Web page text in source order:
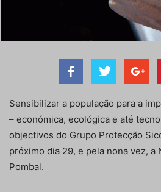
Sensibilizar a população para a
– económica, ecológica e até
objectivos do Grupo Protecção
próximo dia 29, e pela nona vez, a
Pombal.